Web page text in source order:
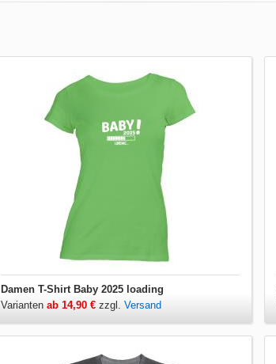
Damen T-Shirt Baby 2025 loading
Varianten ab 14,90 €zzgl. Versand